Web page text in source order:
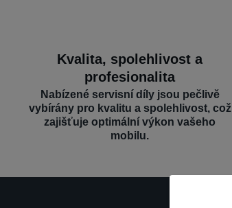
Kvalita, spolehlivost a
profesionalita
Nabízené servisní díly jsou pečlivě
vybírány pro kvalitu a spolehlivost, což
zajišťuje optimální výkon vašeho
mobilu.